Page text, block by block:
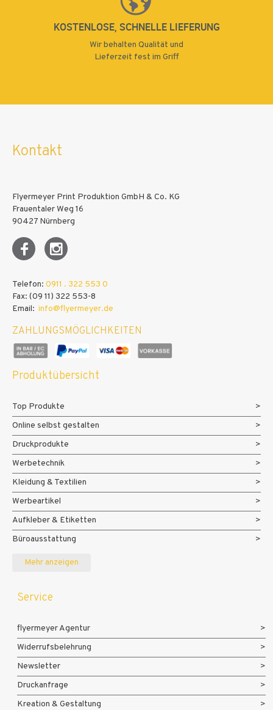
KOSTENLOSE, SCHNELLE LIEFERUNG
Wir behalten Qualität und
Lieferzeit fest im Griff
Kontakt
Flyermeyer Print Produktion GmbH & Co. KG
Frauentaler Weg 16
90427 Nürnberg
Telefon: 0911 . 322 553 0
Fax: (09 11) 322 553-8
Email: info@flyermeyer.de
ZAHLUNGSMÖGLICHKEITEN
Produktübersicht
Top Produkte
Online selbst gestalten
Druckprodukte
Werbetechnik
Kleidung & Textilien
Werbeartikel
Aufkleber & Etiketten
Büroausstattung
Messe- und Eventmaterialien
Mehr anzeigen
Service
flyermeyer Agentur
Widerrufsbelehrung
Newsletter
Druckanfrage
Kreation & Gestaltung